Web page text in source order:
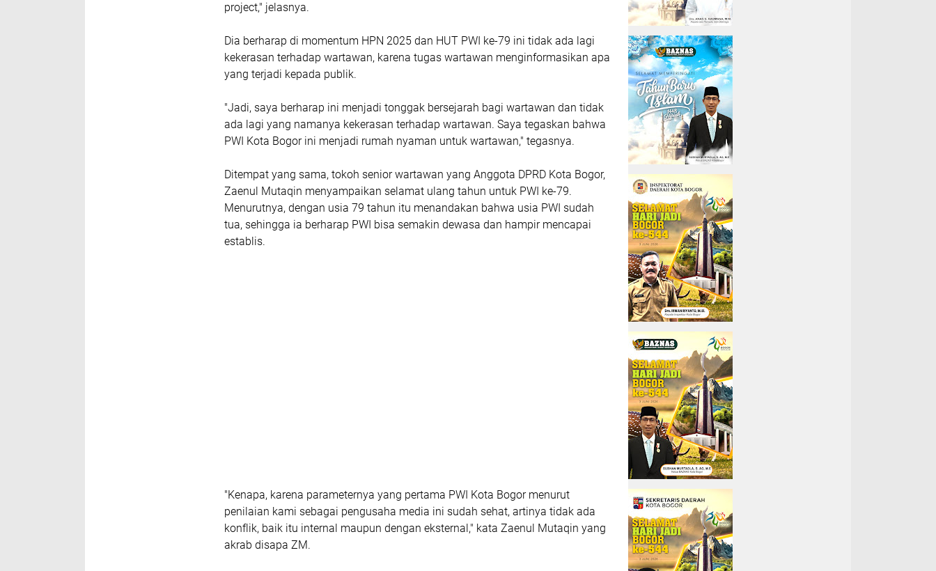
project," jelasnya.
Dia berharap di momentum HPN 2025 dan HUT PWI ke-79 ini tidak ada lagi
kekerasan terhadap wartawan, karena tugas wartawan menginformasikan apa
yang terjadi kepada publik.
"Jadi, saya berharap ini menjadi tonggak bersejarah bagi wartawan dan tidak
ada lagi yang namanya kekerasan terhadap wartawan. Saya tegaskan bahwa
PWI Kota Bogor ini menjadi rumah nyaman untuk wartawan," tegasnya.
Ditempat yang sama, tokoh senior wartawan yang Anggota DPRD Kota Bogor,
Zaenul Mutaqin menyampaikan selamat ulang tahun untuk PWI ke-79.
Menurutnya, dengan usia 79 tahun itu menandakan bahwa usia PWI sudah
tua, sehingga ia berharap PWI bisa semakin dewasa dan hampir mencapai
establis.
"Kenapa, karena parameternya yang pertama PWI Kota Bogor menurut
penilaian kami sebagai pengusaha media ini sudah sehat, artinya tidak ada
konflik, baik itu internal maupun dengan eksternal," kata Zaenul Mutaqin yang
akrab disapa ZM.